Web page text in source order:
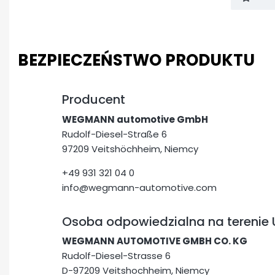
BEZPIECZEŃSTWO PRODUKTU
Producent
WEGMANN automotive GmbH
Rudolf-Diesel-Straße 6
97209 Veitshöchheim, Niemcy
+49 931 321 04 0
info@wegmann-automotive.com
Osoba odpowiedzialna na terenie
WEGMANN AUTOMOTIVE GMBH CO. KG
Rudolf-Diesel-Strasse 6
D-97209 Veitshochheim, Niemcy